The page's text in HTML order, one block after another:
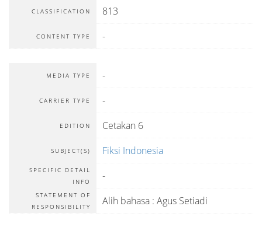
CLASSIFICATION 813
CONTENT TYPE -
MEDIA TYPE -
CARRIER TYPE -
EDITION Cetakan 6
SUBJECT(S) Fiksi Indonesia
SPECIFIC DETAIL
INFO
-
STATEMENT OF
RESPONSIBILITY
Alih bahasa : Agus Setiadi